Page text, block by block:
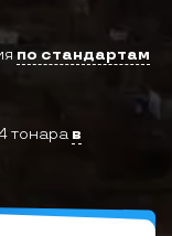
по стандартам
тонара в